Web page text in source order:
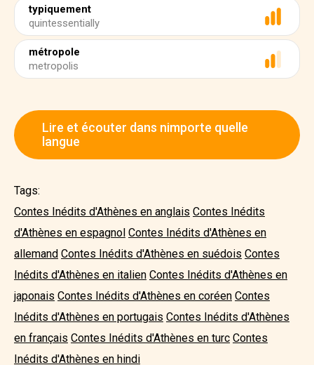
typiquement
quintessentially
métropole
metropolis
Lire et écouter dans nimporte quelle
langue
Tags:
Contes Inédits d'Athènes en anglais Contes Inédits
d'Athènes en espagnol Contes Inédits d'Athènes en
allemand Contes Inédits d'Athènes en suédois Contes
Inédits d'Athènes en italien Contes Inédits d'Athènes en
japonais Contes Inédits d'Athènes en coréen Contes
Inédits d'Athènes en portugais Contes Inédits d'Athènes
en français Contes Inédits d'Athènes en turc Contes
Inédits d'Athènes en hindi